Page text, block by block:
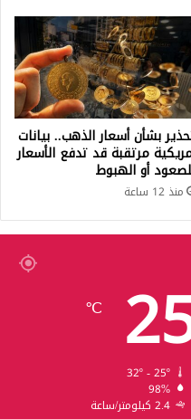
بشأن أسعار الذهب.. بيانات
مرتقبة قد تدفع الأسعار
أو الهبوط
منذ 12 ساعة
℃
32º - 25º
98%
2.4 كيلومتر/ساعة